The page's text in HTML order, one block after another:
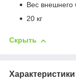
Вес внешнего
20 кг
Скрыть
Характеристики